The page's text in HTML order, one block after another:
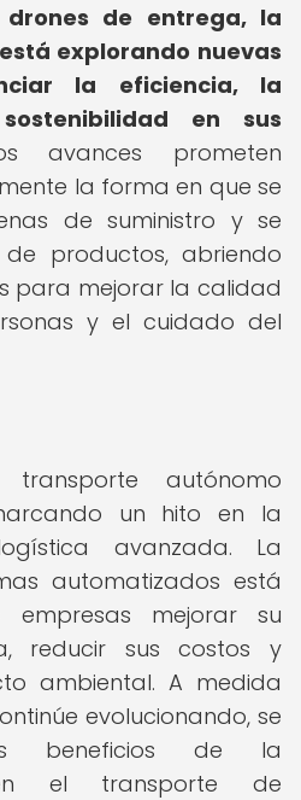
de entrega, la
explorando nuevas
la eficiencia, la
en sus
avances prometen
la forma en que se
de suministro y se
productos, abriendo
para mejorar la calidad
y el cuidado del
autónomo
un hito en la
avanzada. La
automatizados está
mejorar su
reducir sus costos y
ambiental. A medida
evolucionando, se
beneficios de la
el transporte de